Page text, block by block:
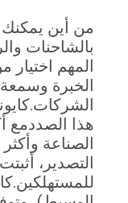
جولة
المعمل
مراقبة
من أين يمكنك
بالشاحنات
المهم
الخبرة
التصدير،